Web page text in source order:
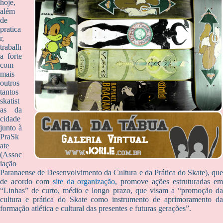
hoje,
além
de
pratica
r,
trabalh
a forte
com
mais
outros
tantos
skatist
as da
cidade
junto à
PraSk
ate
(Assoc
iação
Paranaense de Desenvolvimento da Cultura e da Prática do Skate), que
de acordo com site da organização, promove ações estruturadas em
“Linhas” de curto, médio e longo prazo, que visam a “promoção da
cultura e prática do Skate como instrumento de aprimoramento da
formação atlética e cultural das presentes e futuras gerações”.